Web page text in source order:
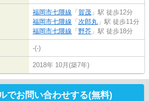
福岡市七隈線 「 賀茂 」駅 徒歩12分
福岡市七隈線 「 次郎丸 」駅 徒歩11分
福岡市七隈線 「 野芥 」駅 徒歩18分
-(-)
2018年 10月(築7年)
でお問い合わせする(無料)